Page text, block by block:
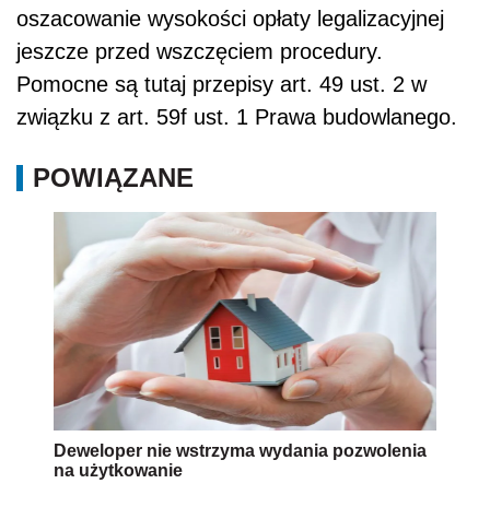
oszacowanie wysokości opłaty legalizacyjnej
jeszcze przed wszczęciem procedury.
Pomocne są tutaj przepisy art. 49 ust. 2 w
związku z art. 59f ust. 1 Prawa budowlanego.
POWIĄZANE
Deweloper nie wstrzyma wydania pozwolenia
na użytkowanie